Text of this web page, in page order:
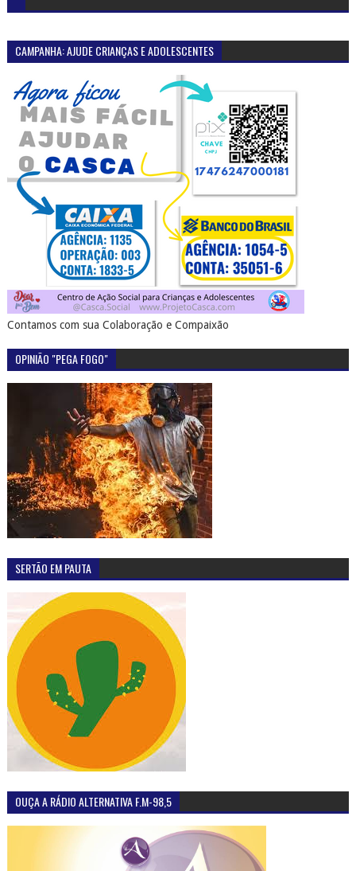
CAMPANHA: AJUDE CRIANÇAS E ADOLESCENTES
Contamos com sua Colaboração e Compaixão
OPINIÃO "PEGA FOGO"
SERTÃO EM PAUTA
OUÇA A RÁDIO ALTERNATIVA F.M-98,5